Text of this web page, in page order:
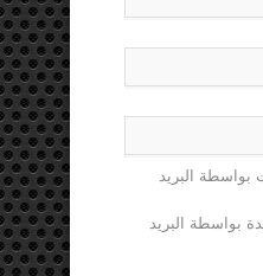
بواسطة البريد
بواسطة البريد